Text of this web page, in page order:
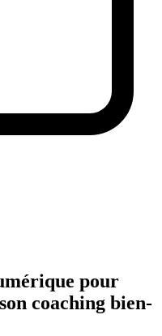
pour
coaching bien-